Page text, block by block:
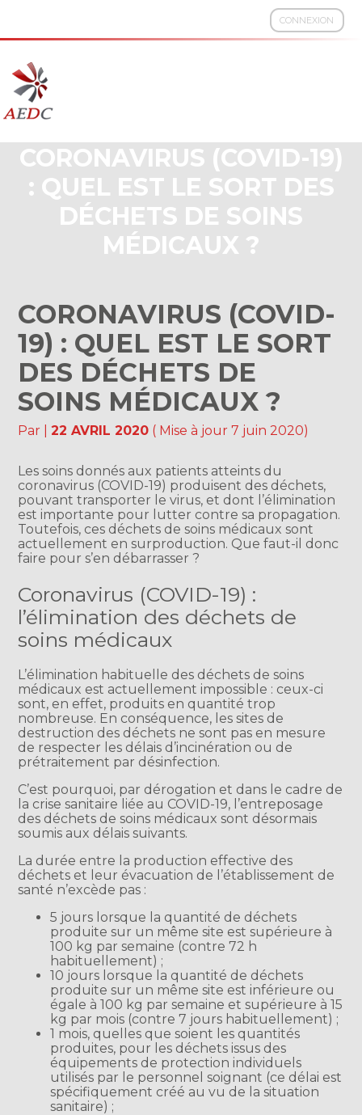
CONNEXION
Aller
au
CORONAVIRUS (COVID-19)
: QUEL EST LE SORT DES
DÉCHETS DE SOINS
MÉDICAUX ?
CORONAVIRUS (COVID-
19) : QUEL EST LE SORT
DES DÉCHETS DE
SOINS MÉDICAUX ?
Par |22 AVRIL 2020 ( Mise à jour 7 juin 2020)
Les soins donnés aux patients atteints du
coronavirus (COVID-19) produisent des déchets,
pouvant transporter le virus, et dont l’élimination
est importante pour lutter contre sa propagation.
Toutefois, ces déchets de soins médicaux sont
actuellement en surproduction. Que faut-il donc
faire pour s’en débarrasser ?
Coronavirus (COVID-19) :
l’élimination des déchets de
soins médicaux
L’élimination habituelle des déchets de soins
médicaux est actuellement impossible : ceux-ci
sont, en effet, produits en quantité trop
nombreuse. En conséquence, les sites de
destruction des déchets ne sont pas en mesure
de respecter les délais d’incinération ou de
prétraitement par désinfection.
C’est pourquoi, par dérogation et dans le cadre de
la crise sanitaire liée au COVID-19, l’entreposage
des déchets de soins médicaux sont désormais
soumis aux délais suivants.
La durée entre la production effective des
déchets et leur évacuation de l’établissement de
santé n’excède pas :
5 jours lorsque la quantité de déchets
produite sur un même site est supérieure à
100 kg par semaine (contre 72 h
habituellement) ;
10 jours lorsque la quantité de déchets
produite sur un même site est inférieure ou
égale à 100 kg par semaine et supérieure à 15
kg par mois (contre 7 jours habituellement) ;
1 mois, quelles que soient les quantités
produites, pour les déchets issus des
équipements de protection individuels
utilisés par le personnel soignant (ce délai est
spécifiquement créé au vu de la situation
sanitaire) ;